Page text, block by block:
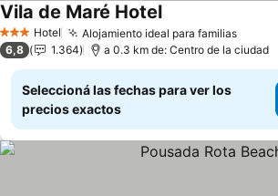
3 Estrellas
Hotel Alojamiento ideal para familiasVer
Vila de Maré HotelVer precios
6,8 1.364 a 0.3 km de: Centro de la ciudad
Seleccioná las fechas para ver los
precios exactos